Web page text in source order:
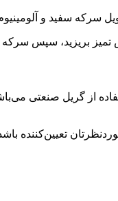
فویل سرکه سفید و
بریزید، سپس سرکه
از گریل
تعیین‌کننده